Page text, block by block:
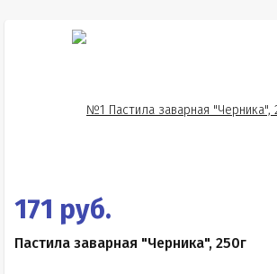
171 руб.
Пастила заварная "Черника", 250г